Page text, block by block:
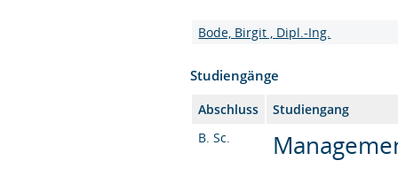
Bode, Birgit , Dipl.-Ing.
Studiengänge
Abschluss
Studiengang
B. Sc.